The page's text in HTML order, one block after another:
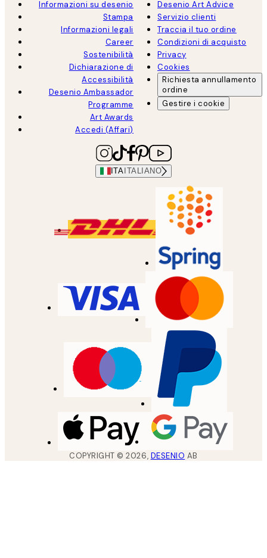
Informazioni su desenio
Stampa
Informazioni legali
Career
Sostenibilità
Dichiarazione di
Accessibilità
Desenio Ambassador
Programme
Art Awards
Accedi (Affari)
Desenio Art Advice
Servizio clienti
Traccia il tuo ordine
Condizioni di acquisto
Privacy
Cookies
Richiesta annullamento
ordine
Gestire i cookie
ITA ITALIANO
COPYRIGHT ©2026, DESENIO AB